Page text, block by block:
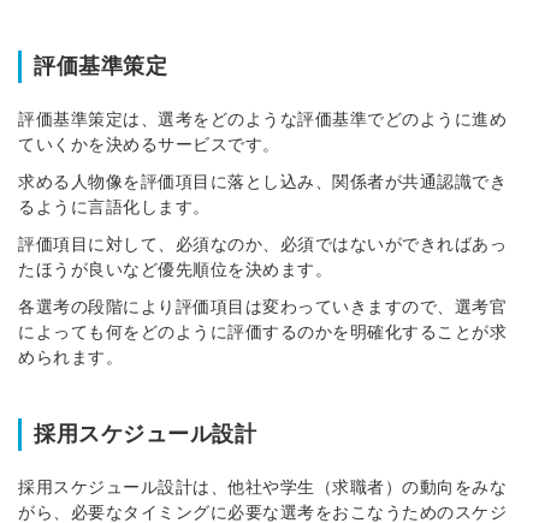
評価基準策定
評価基準策定は、選考をどのような評価基準でどのように進め
ていくかを決めるサービスです。
求める人物像を評価項目に落とし込み、関係者が共通認識でき
るように言語化します。
評価項目に対して、必須なのか、必須ではないができればあっ
たほうが良いなど優先順位を決めます。
各選考の段階により評価項目は変わっていきますので、選考官
によっても何をどのように評価するのかを明確化することが求
められます。
採用スケジュール設計
採用スケジュール設計は、他社や学生（求職者）の動向をみな
がら、必要なタイミングに必要な選考をおこなうためのスケジ